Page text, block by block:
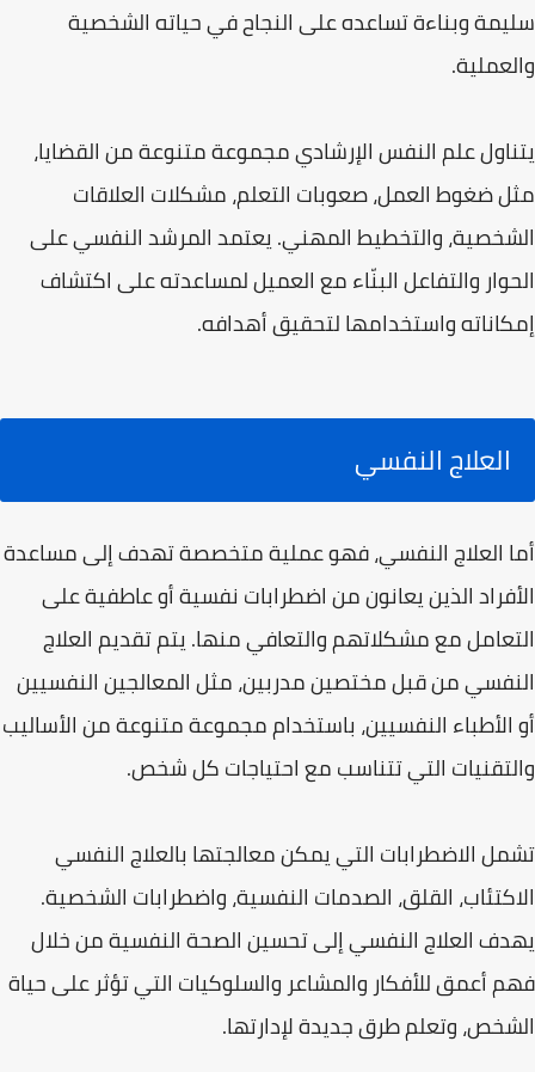
سليمة وبناءة تساعده على النجاح في حياته الشخصية
والعملية.
يتناول علم النفس الإرشادي مجموعة متنوعة من القضايا،
مثل ضغوط العمل، صعوبات التعلم، مشكلات العلاقات
الشخصية، والتخطيط المهني. يعتمد المرشد النفسي على
الحوار والتفاعل البنّاء مع العميل لمساعدته على اكتشاف
إمكاناته واستخدامها لتحقيق أهدافه.
العلاج النفسي
أما العلاج النفسي، فهو عملية متخصصة تهدف إلى مساعدة
الأفراد الذين يعانون من اضطرابات نفسية أو عاطفية على
التعامل مع مشكلاتهم والتعافي منها. يتم تقديم العلاج
النفسي من قبل مختصين مدربين، مثل المعالجين النفسيين
أو الأطباء النفسيين، باستخدام مجموعة متنوعة من الأساليب
والتقنيات التي تتناسب مع احتياجات كل شخص.
تشمل الاضطرابات التي يمكن معالجتها بالعلاج النفسي
الاكتئاب، القلق، الصدمات النفسية، واضطرابات الشخصية.
يهدف العلاج النفسي إلى تحسين الصحة النفسية من خلال
فهم أعمق للأفكار والمشاعر والسلوكيات التي تؤثر على حياة
الشخص، وتعلم طرق جديدة لإدارتها.